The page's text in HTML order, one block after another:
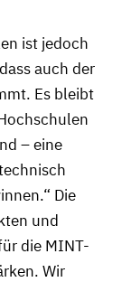
ist jedoch
auch der
Es bleibt
– eine
Die
und
die MINT-
Wir